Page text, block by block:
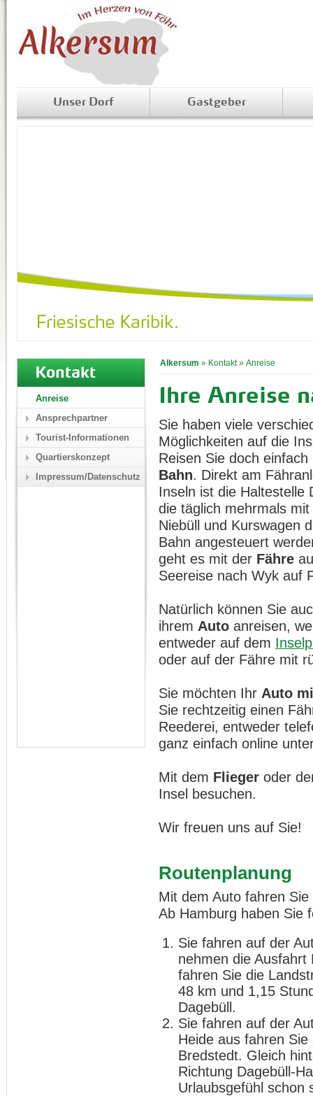
Unser Dorf Gastgeber
Alkersum » Kontakt» Anreise
Ihre Anreise
Sie haben viele
Möglichkeiten auf die
Reisen Sie doch
Bahn. Direkt am
Inseln ist die Haltestelle
die täglich mehrmals
Niebüll und Kurswagen
Bahn angesteuert
geht es mit der Fähre
Seereise nach Wyk auf
Natürlich können Sie
ihrem Auto anreisen,
entweder auf dem
oder auf der Fähre mit
Sie möchten Ihr Auto
Sie rechtzeitig einen
Reederei, entweder
ganz einfach online
Mit dem Flieger oder
Insel besuchen.
Wir freuen uns auf Sie!
Routenplanung
Mit dem Auto fahren
Ab Hamburg haben Sie
Sie fahren auf der
nehmen die Ausfahrt
fahren Sie die
48 km und 1,15
Dagebüll.
Sie fahren auf der
Heide aus fahren
Bredstedt. Gleich
Richtung Dagebüll-
Urlaubsgefühl schon
Kontakt
Anreise
Ansprechpartner
Tourist-Informationen
Quartierskonzept
Impressum/Datenschutz